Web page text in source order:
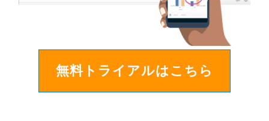
無料トライアルはこちら